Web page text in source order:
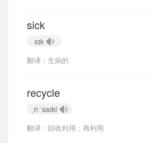
sick
sɪk
翻译：生病的
recycle
ˌriːˈsaɪkl
翻译：回收利用；再利用